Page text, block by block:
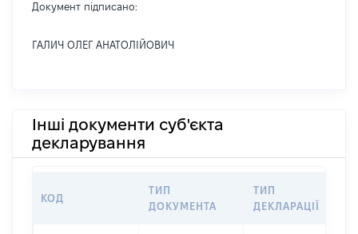
Документ підписано:
ГАЛИЧ ОЛЕГ АНАТОЛІЙОВИЧ
Інші документи суб'єкта
декларування
КОД
ТИП
ДОКУМЕНТА
ТИП
ДЕКЛАРАЦІЇ